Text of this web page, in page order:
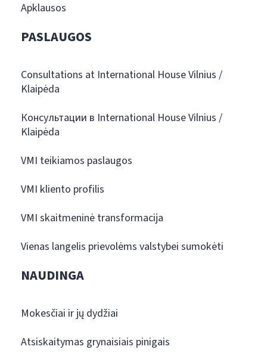
Apklausos
PASLAUGOS
Consultations at International House Vilnius /
Klaipėda
Консультации в International House Vilnius /
Klaipėda
VMI teikiamos paslaugos
VMI kliento profilis
VMI skaitmeninė transformacija
Vienas langelis prievolėms valstybei sumokėti
NAUDINGA
Mokesčiai ir jų dydžiai
Atsiskaitymas grynaisiais pinigais